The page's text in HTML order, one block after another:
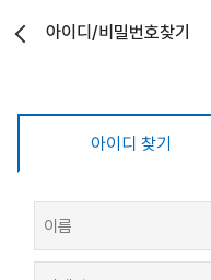
아이디/비밀번호찾기
아이디 찾기